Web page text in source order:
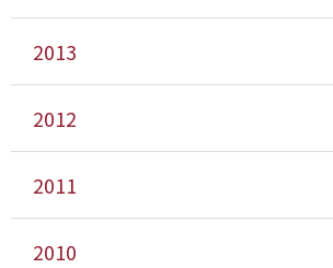
2013
2012
2011
2010